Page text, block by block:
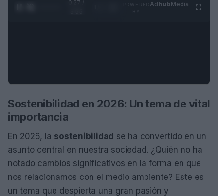
0:27 /
AdhubMedia
Sostenibilidad en 2026: Un tema de vital
importancia
En 2026, la sostenibilidad se ha convertido en un
asunto central en nuestra sociedad. ¿Quién no ha
notado cambios significativos en la forma en que
nos relacionamos con el medio ambiente? Este es
un tema que despierta una gran pasión y